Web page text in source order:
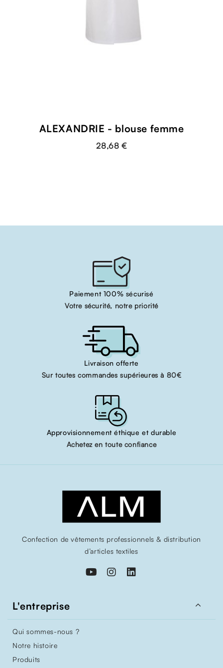
ALEXANDRIE - blouse femme
28,68 €
Paiement 100% sécurisé
Votre sécurité, notre priorité
Livraison offerte
Sur toutes commandes supérieures à 80€
Approvisionnement éthique et durable
Achetez en toute confiance
Confection de vêtements professionnels & distribution
d’articles textiles
L'entreprise 
Qui sommes-nous ?
Notre histoire
Produits